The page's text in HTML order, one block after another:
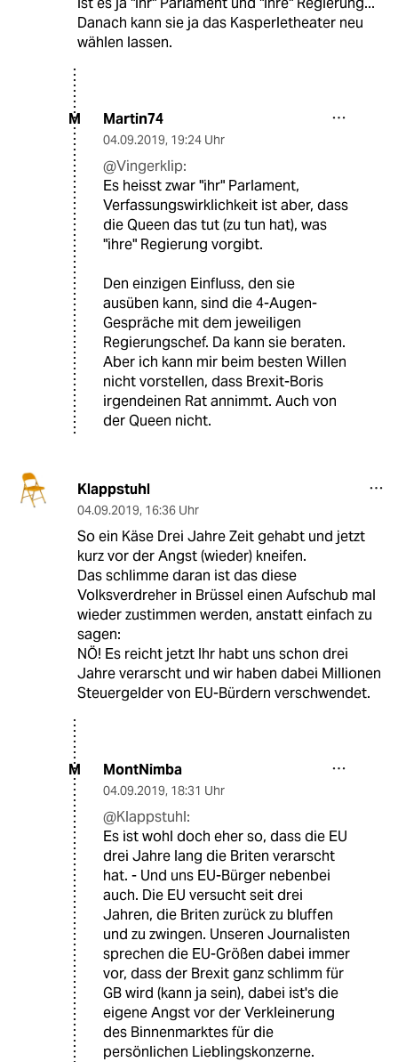
Danach kann sie ja das Kasperletheater neu
wählen lassen.
M Martin74
04.09.2019, 19:24 Uhr
@Vingerklip:
Es heisst zwar "ihr" Parlament,
Verfassungswirklichkeit ist aber, dass
die Queen das tut (zu tun hat), was
"ihre" Regierung vorgibt.
Den einzigen Einfluss, den sie
ausüben kann, sind die 4-Augen-
Gespräche mit dem jeweiligen
Regierungschef. Da kann sie beraten.
Aber ich kann mir beim besten Willen
nicht vorstellen, dass Brexit-Boris
irgendeinen Rat annimmt. Auch von
der Queen nicht.
Klappstuhl
04.09.2019, 16:36 Uhr
So ein Käse Drei Jahre Zeit gehabt und jetzt
kurz vor der Angst (wieder) kneifen.
Das schlimme daran ist das diese
Volksverdreher in Brüssel einen Aufschub mal
wieder zustimmen werden, anstatt einfach zu
sagen:
NÖ! Es reicht jetzt Ihr habt uns schon drei
Jahre verarscht und wir haben dabei Millionen
Steuergelder von EU-Bürdern verschwendet.
M MontNimba
04.09.2019, 18:31 Uhr
@Klappstuhl:
Es ist wohl doch eher so, dass die EU
drei Jahre lang die Briten verarscht
hat. - Und uns EU-Bürger nebenbei
auch. Die EU versucht seit drei
Jahren, die Briten zurück zu bluffen
und zu zwingen. Unseren Journalisten
sprechen die EU-Größen dabei immer
vor, dass der Brexit ganz schlimm für
GB wird (kann ja sein), dabei ist's die
eigene Angst vor der Verkleinerung
des Binnenmarktes für die
persönlichen Lieblingskonzerne.